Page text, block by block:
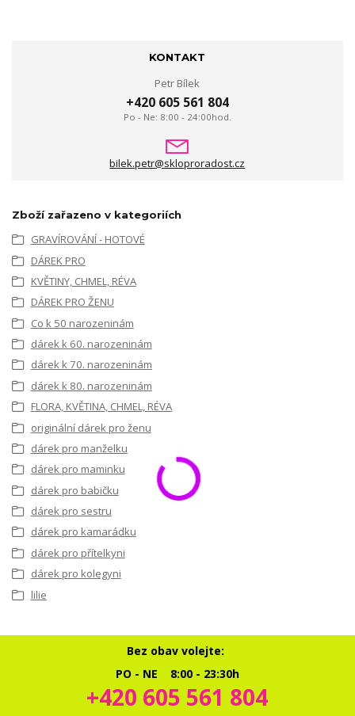
KONTAKT
Petr Bílek
+420 605 561 804
Po - Ne: 8:00 - 24:00hod.
bilek.petr@skloproradost.cz
Zboží zařazeno v kategoriích
GRAVÍROVÁNÍ - HOTOVÉ
DÁREK PRO
KVĚTINY, CHMEL, RÉVA
DÁREK PRO ŽENU
Co k 50 narozeninám
dárek k 60. narozeninám
dárek k 70. narozeninám
dárek k 80. narozeninám
FLORA, KVĚTINA, CHMEL, RÉVA
originální dárek pro ženu
dárek pro manželku
dárek pro maminku
dárek pro babičku
dárek pro sestru
dárek pro kamarádku
dárek pro přítelkyni
dárek pro kolegyni
lilie
Bez obav volejte:
PO - NE 8:00 - 23:30h
+420 605 561 804